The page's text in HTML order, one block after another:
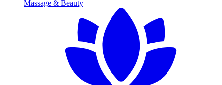
Massage & Beauty